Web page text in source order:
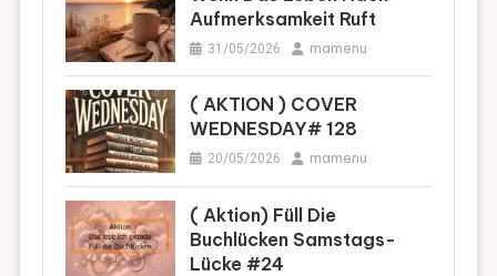
Aufmerksamkeit Ruft
31/05/2026 mamenu
( AKTION ) COVER
WEDNESDAY# 128
20/05/2026 mamenu
( Aktion) Füll Die
Buchlücken Samstags-
Lücke #24